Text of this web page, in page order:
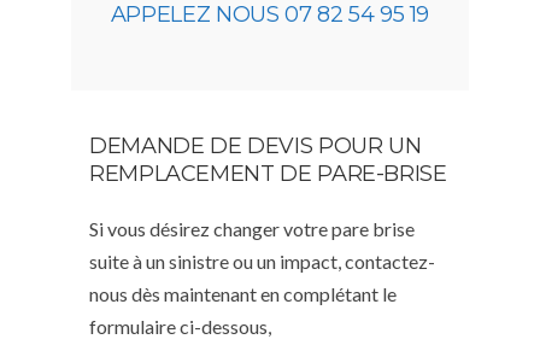
APPELEZ NOUS 07 82 54 95 19
DEMANDE DE DEVIS POUR UN
REMPLACEMENT DE PARE-BRISE
Si vous désirez changer votre pare brise
suite à un sinistre ou un impact, contactez-
nous dès maintenant en complétant le
formulaire ci-dessous,